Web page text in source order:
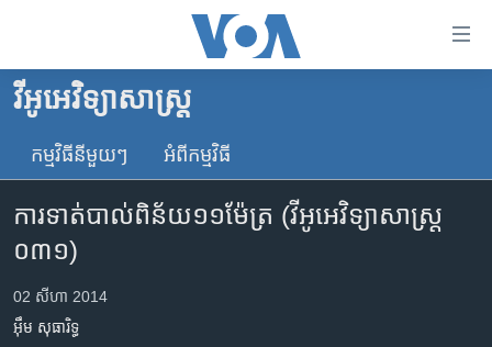
គេហទំព័រ​
ទាក់ទង
និង​
ចូល​
ទំព័រ​
ព័ត៌មាន​​
ម្តង
កម្ពុជា
អន្តរជាតិ
កម្ពុជាច្នៃប្រតិដ្ឋ
វីអូអេ​វិទ្យាសាស្ត្រ​
កម្មវិធី​នីមួយៗ អំពី​កម្មវិធី​
ការ​ទាត់បាល់​ពិន័យ​១១ម៉ែត្រ (វីអូអេ​វិទ្យាសាស្ត្រ
០៣១)
02 សីហា 2014
អ៊ឹម សុធារិទ្ធ